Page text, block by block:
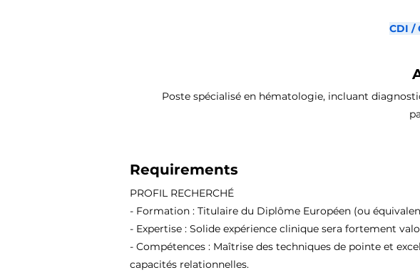
CDI /
Poste spécialisé en hématologie, incluant
Requirements
PROFIL RECHERCHÉ
- Formation : Titulaire du Diplôme Européen (ou
- Expertise : Solide expérience clinique sera fortement
- Compétences : Maîtrise des techniques de pointe et
capacités relationnelles.